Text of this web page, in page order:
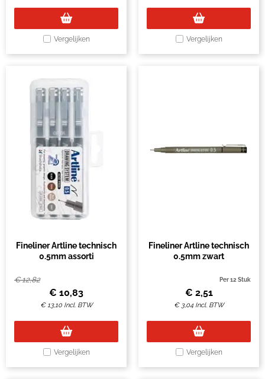
Vergelijken Vergelijken
Fineliner Artline technisch
0.5mm assorti
€12,82
€ 10,83
€13,10 Incl. BTW
Vergelijken
Fineliner Artline technisch
0.5mm zwart
Per 12 Stuk
€ 2,51
€ 3,04 Incl. BTW
Vergelijken